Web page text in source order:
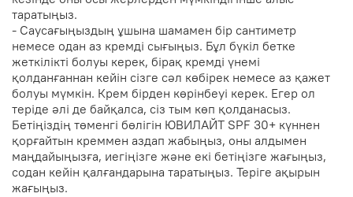
таратыңыз.
- Саусағыңыздың ұшына шамамен бір сантиметр
немесе одан аз кремді сығыңыз. Бұл бүкіл бетке
жеткілікті болуы керек, бірақ кремді үнемі
қолданғаннан кейін сізге сәл көбірек немесе аз қажет
болуы мүмкін. Крем бірден көрінбеуі керек. Егер ол
теріде әлі де байқалса, сіз тым көп қолданасыз.
Бетіңіздің төменгі бөлігін ЮВИЛАЙТ SPF 30+ күннен
қорғайтын креммен аздап жабыңыз, оны алдымен
маңдайыңызға, иегіңізге және екі бетіңізге жағыңыз,
содан кейін қалғандарына таратыңыз. Теріге ақырын
жағыңыз.